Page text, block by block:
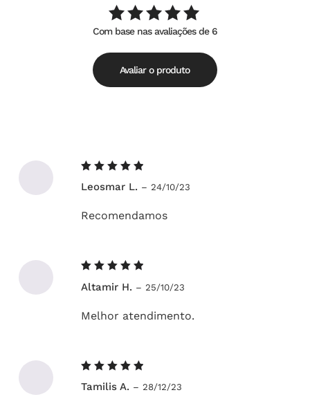
Avaliação
5.00de
5
Com base nas avaliações de 6
Avaliar o produto
5de 5
Leosmar L. – 24/10/23
Recomendamos
5de 5
Altamir H. – 25/10/23
Melhor atendimento.
5de 5
Tamilis A. – 28/12/23